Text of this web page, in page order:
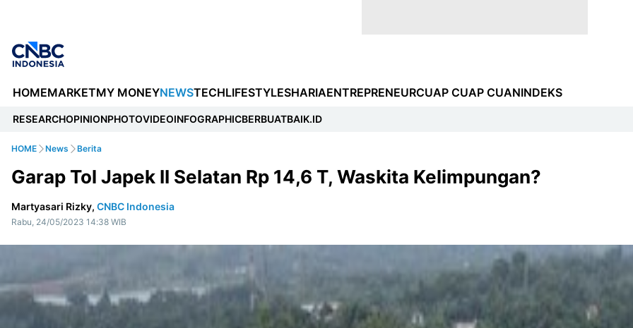
HOMEMARKETMY MONEYNEWSTECHLIFESTYLESHARIAENTREPRENEURCUAP CUAP CUANINDEKS
RESEARCHOPINIONPHOTOVIDEOINFOGRAPHICBERBUATBAIK.ID
HOME News Berita
Garap Tol Japek II Selatan Rp 14,6 T, Waskita Kelimpungan?
Martyasari Rizky, CNBC Indonesia
Rabu, 24/05/2023 14:38 WIB